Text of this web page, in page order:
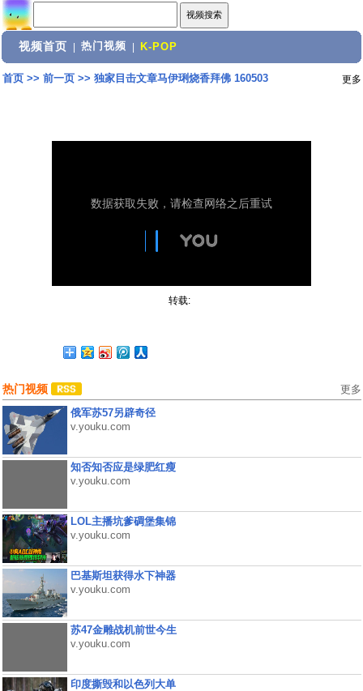
视频首页 热门视频 K-POP
首页>> 前一页>> 独家目击文章马伊琍烧香拜佛 160503 更多
转载:
热门视频 更多
俄军苏57另辟奇径
v.youku.com
知否知否应是绿肥红瘦
v.youku.com
LOL主播坑爹碉堡集锦
v.youku.com
巴基斯坦获得水下神器
v.youku.com
苏47金雕战机前世今生
v.youku.com
印度撕毁和以色列大单